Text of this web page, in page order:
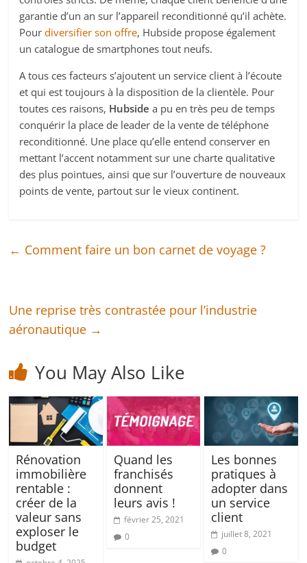
garantie d’un an sur l’appareil reconditionné qu’il achète.
Pourdiversifier son offre, Hubside propose également
un catalogue de smartphones tout neufs.
A tous ces facteurs s’ajoutent un service client à l’écoute
et qui est toujours à la disposition de la clientèle. Pour
toutes ces raisons, Hubside a pu en très peu de temps
conquérir la place de leader de la vente de téléphone
reconditionné. Une place qu’elle entend conserver en
mettant l’accent notamment sur une charte qualitative
des plus pointues, ainsi que sur l’ouverture de nouveaux
points de vente, partout sur le vieux continent.
← Comment faire un bon carnet de voyage ?
Une reprise très contrastée pour l’industrie
aéronautique →
You May Also Like
Rénovation
immobilière
rentable :
créer de la
valeur sans
exploser le
budget
Quand les
franchisés
donnent
leurs avis !
février 25, 2021
0
Les bonnes
pratiques à
adopter dans
un service
client
juillet 8, 2021
0